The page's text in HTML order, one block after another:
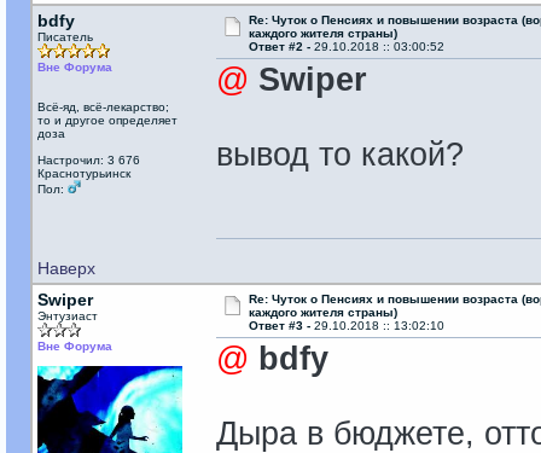
bdfy
Писатель
Вне Форума
Всё-яд, всё-лекарство;
то и другое определяет
доза
Настрочил: 3 676
Краснотурьинск
Пол:
Re: Чуток о Пенсиях и повышении возраста
каждого жителя страны)
Ответ #2 - 29.10.2018 :: 03:00:52
@ Swiper
вывод то какой?
Наверх
Swiper
Энтузиаст
Вне Форума
Re: Чуток о Пенсиях и повышении возраста
каждого жителя страны)
Ответ #3 - 29.10.2018 :: 13:02:10
@ bdfy
Дыра в бюджете,